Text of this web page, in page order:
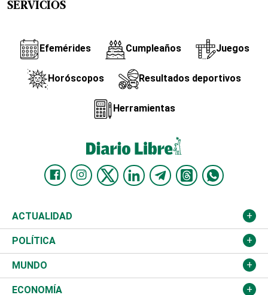
SERVICIOS
Efemérides Cumpleaños Juegos
Horóscopos Resultados deportivos
Herramientas
ACTUALIDAD
Nacional
Ciudad
Educación
POLÍTICA
Partidos
JCE
MUNDO
Estados Unidos
ECONOMÍA